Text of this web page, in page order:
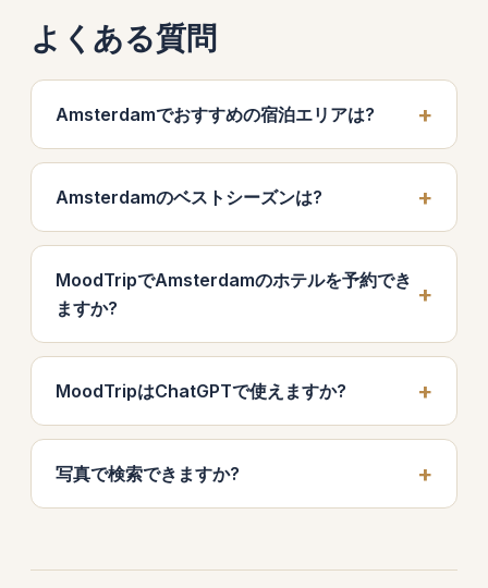
よくある質問
Amsterdamでおすすめの宿泊エリアは?
Amsterdamのベストシーズンは?
MoodTripでAmsterdamのホテルを予約でき
ますか?
MoodTripはChatGPTで使えますか?
写真で検索できますか?